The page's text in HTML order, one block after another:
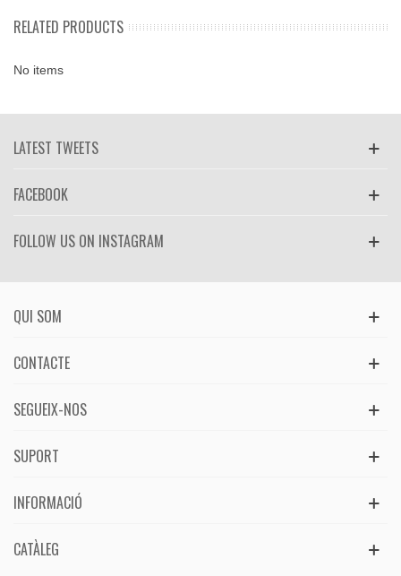
RELATED PRODUCTS
No items
LATEST TWEETS
FACEBOOK
FOLLOW US ON INSTAGRAM
QUI SOM
CONTACTE
SEGUEIX-NOS
SUPORT
INFORMACIÓ
CATÀLEG